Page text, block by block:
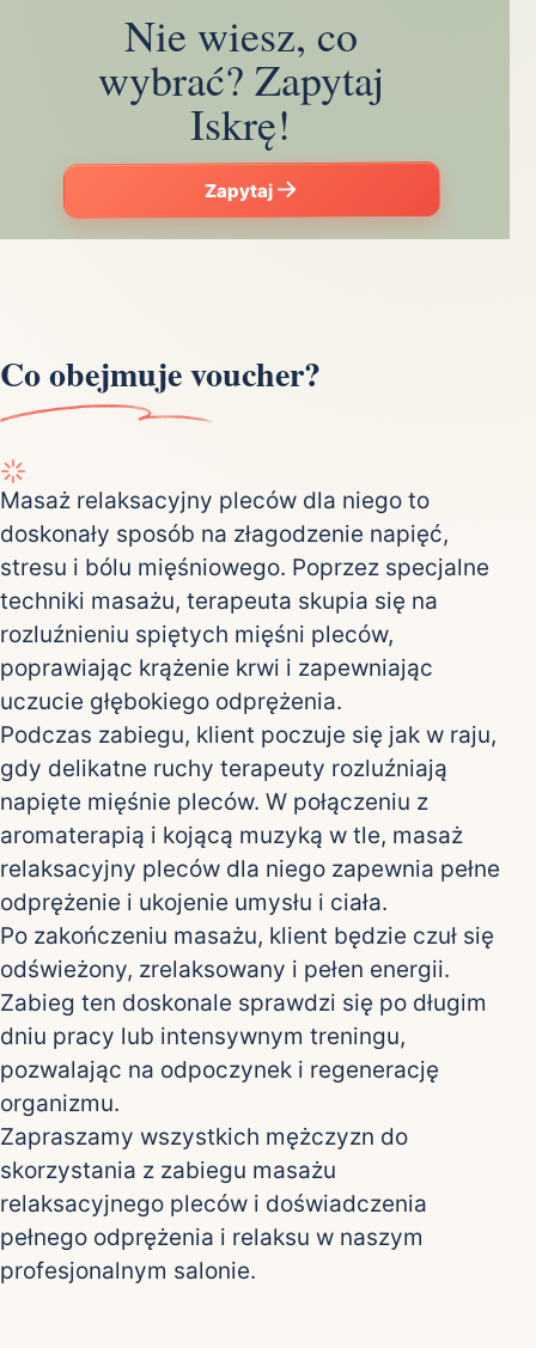
Nie wiesz, co
wybrać? Zapytaj
Iskrę!
Zapytaj
Co obejmuje voucher?
Masaż relaksacyjny pleców dla niego to
doskonały sposób na złagodzenie napięć,
stresu i bólu mięśniowego. Poprzez specjalne
techniki masażu, terapeuta skupia się na
rozluźnieniu spiętych mięśni pleców,
poprawiając krążenie krwi i zapewniając
uczucie głębokiego odprężenia.
Podczas zabiegu, klient poczuje się jak w raju,
gdy delikatne ruchy terapeuty rozluźniają
napięte mięśnie pleców. W połączeniu z
aromaterapią i kojącą muzyką w tle, masaż
relaksacyjny pleców dla niego zapewnia pełne
odprężenie i ukojenie umysłu i ciała.
Po zakończeniu masażu, klient będzie czuł się
odświeżony, zrelaksowany i pełen energii.
Zabieg ten doskonale sprawdzi się po długim
dniu pracy lub intensywnym treningu,
pozwalając na odpoczynek i regenerację
organizmu.
Zapraszamy wszystkich mężczyzn do
skorzystania z zabiegu masażu
relaksacyjnego pleców i doświadczenia
pełnego odprężenia i relaksu w naszym
profesjonalnym salonie.